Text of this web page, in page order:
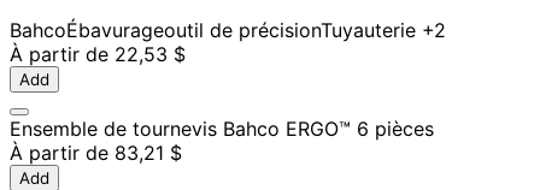
BahcoÉbavurageoutil de précisionTuyauterie +2
À partir de 22,53 $
Add
Ensemble de tournevis Bahco ERGO™ 6 pièces
À partir de 83,21 $
Add